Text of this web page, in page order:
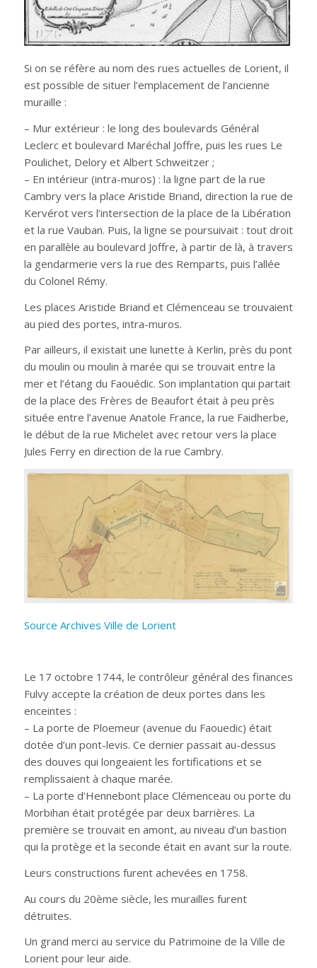
Si on se réfère au nom des rues actuelles de Lorient, il
est possible de situer l’emplacement de l’ancienne
muraille :
– Mur extérieur : le long des boulevards Général
Leclerc et boulevard Maréchal Joffre, puis les rues Le
Poulichet, Delory et Albert Schweitzer ;
– En intérieur (intra-muros) : la ligne part de la rue
Cambry vers la place Aristide Briand, direction la rue de
Kervérot vers l’intersection de la place de la Libération
et la rue Vauban. Puis, la ligne se poursuivait : tout droit
en parallèle au boulevard Joffre, à partir de là, à travers
la gendarmerie vers la rue des Remparts, puis l’allée
du Colonel Rémy.
Les places Aristide Briand et Clémenceau se trouvaient
au pied des portes, intra-muros.
Par ailleurs, il existait une lunette à Kerlin, près du pont
du moulin ou moulin à marée qui se trouvait entre la
mer et l’étang du Faouédic. Son implantation qui partait
de la place des Frères de Beaufort était à peu près
située entre l’avenue Anatole France, la rue Faidherbe,
le début de la rue Michelet avec retour vers la place
Jules Ferry en direction de la rue Cambry.
Source Archives Ville de Lorient
Le 17 octobre 1744, le contrôleur général des finances
Fulvy accepte la création de deux portes dans les
enceintes :
– La porte de Ploemeur (avenue du Faouedic) était
dotée d’un pont-levis. Ce dernier passait au-dessus
des douves qui longeaient les fortifications et se
remplissaient à chaque marée.
– La porte d’Hennebont place Clémenceau ou porte du
Morbihan était protégée par deux barrières. La
première se trouvait en amont, au niveau d’un bastion
qui la protège et la seconde était en avant sur la route.
Leurs constructions furent achevées en 1758.
Au cours du 20ème siècle, les murailles furent
détruites.
Un grand merci au service du Patrimoine de la Ville de
Lorient pour leur aide.